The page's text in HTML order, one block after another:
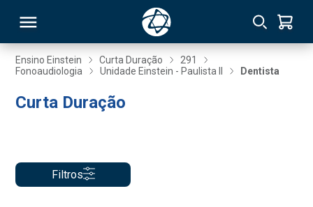
Ensino Einstein Curta Duração
291
Fonoaudiologia
Unidade Einstein - Paulista II Dentista
Curta Duração
Filtros